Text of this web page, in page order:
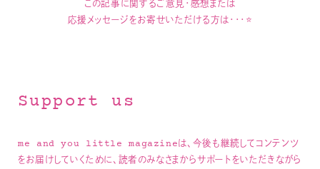
この記事に関するご意見・感想または
応援メッセージをお寄せいただける方は・・・⭐
Support us
me and you little magazineは、今後も継続してコンテンツ
をお届けしていくために、読者のみなさまからサポートをいただきながら